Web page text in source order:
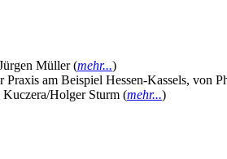
Müller (mehr...)
am Beispiel Hessen-Kassels, von
Kuczera/Holger Sturm (mehr...)